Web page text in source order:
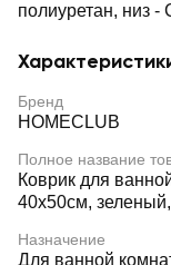
полиуретан, низ -
Бренд
HOMECLUB
Полное название
Коврик для
40x50см,
Назначение
Для ванной